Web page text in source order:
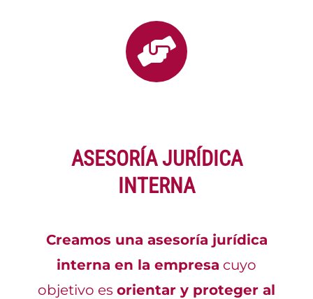
ASESORÍA JURÍDICA
INTERNA
Creamos una asesoría jurídica
interna en la empresa cuyo
objetivo es orientar y proteger al